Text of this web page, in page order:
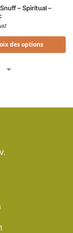
– Spiritual –
des options